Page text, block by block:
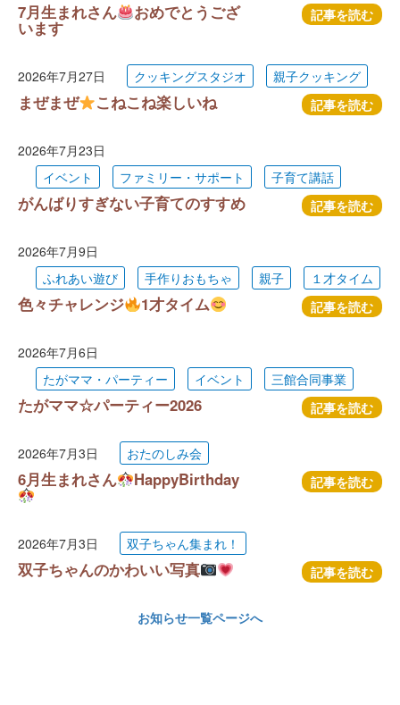
7月生まれさん おめでとうござ
います
記事を読む
2026年7月27日 クッキングスタジオ 親子クッキング
まぜまぜ こねこね楽しいね 記事を読む
2026年7月23日
イベント
ファミリー・サポート 子育て講話
がんばりすぎない子育てのすすめ 記事を読む
2026年7月9日
ふれあい遊び
手作りおもちゃ 親子 １才タイム
色々チャレンジ 1才タイム 記事を読む
2026年7月6日
たがママ・パーティー
イベント 三館合同事業
たがママ☆パーティー2026 記事を読む
2026年7月3日 おたのしみ会
6月生まれさん HappyBirthday 記事を読む
2026年7月3日 双子ちゃん集まれ！
双子ちゃんのかわいい写真 記事を読む
お知らせ一覧ページへ